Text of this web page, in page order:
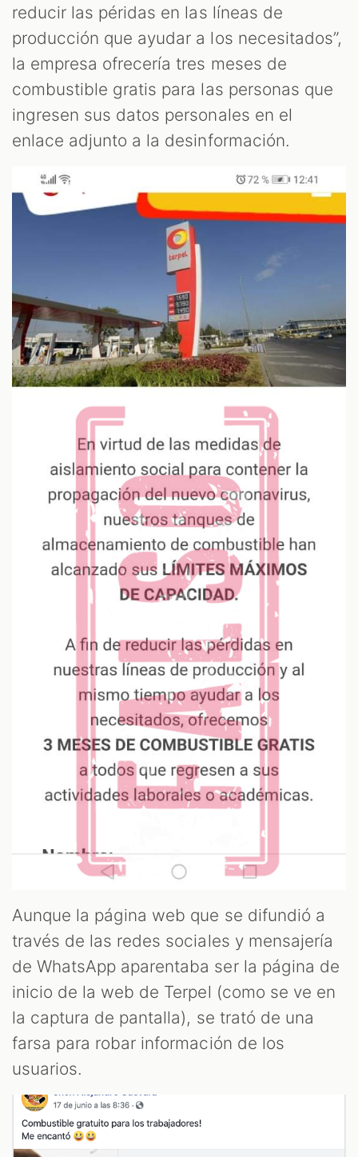
reducir las péridas en las líneas de
producción que ayudar a los necesitados”,
la empresa ofrecería tres meses de
combustible gratis para las personas que
ingresen sus datos personales en el
enlace adjunto a la desinformación.
Aunque la página web que se difundió a
través de las redes sociales y mensajería
de WhatsApp aparentaba ser la página de
inicio de la web de Terpel (como se ve en
la captura de pantalla), se trató de una
farsa para robar información de los
usuarios.